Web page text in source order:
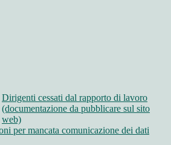
Dirigenti cessati dal rapporto di lavoro
(documentazione da pubblicare sul sito
web)
per mancata comunicazione dei dati